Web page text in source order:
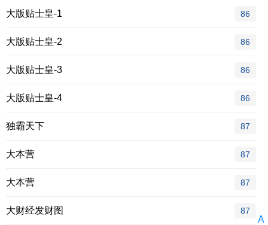
大版贴士皇-1 86
大版贴士皇-2 86
大版贴士皇-3 86
大版贴士皇-4 86
独霸天下 87
大本营 87
大本营 87
大财经发财图 87
A